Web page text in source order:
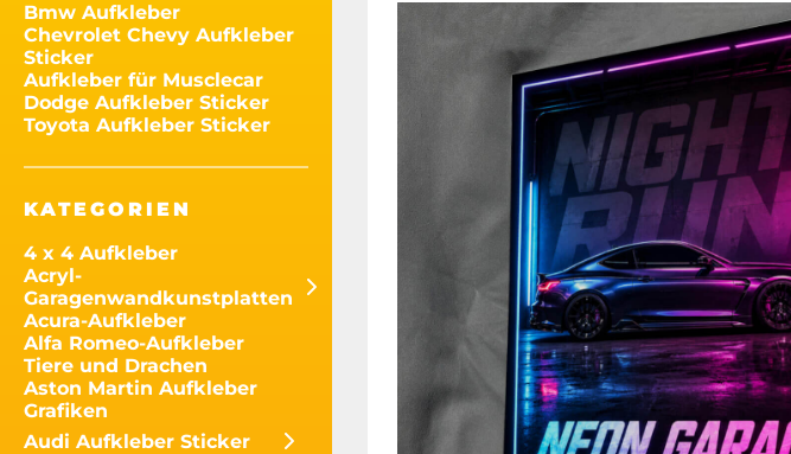
Bmw Aufkleber
Chevrolet Chevy Aufkleber
Sticker
Aufkleber für Musclecar
Dodge Aufkleber Sticker
Toyota Aufkleber Sticker
KATEGORIEN
4 x 4 Aufkleber
Acryl-
Garagenwandkunstplatten
Acura-Aufkleber
Alfa Romeo-Aufkleber
Tiere und Drachen
Aston Martin Aufkleber
Grafiken
Audi Aufkleber Sticker